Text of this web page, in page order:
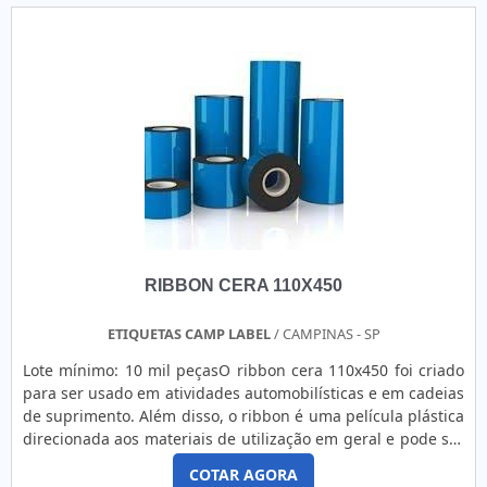
e denominar os produtos, um ponto de extrema
e equipamentos e usinas hidrelétricas. Etiqueta acrílica com
número de série com qualidade certificada só se encontra
na GP Laser - Corte e Gravação a Laser. Eis os diferenciais do
produto:Versatilidade;Diversas opções de tamanhos,
modelos e cores;Bom custo benefício.As experiências
acumuladas demonstram que tem como marca da
usabilidade na rotina diária versatilidade e bom custo
benefício, fatores que somados a outras variáveis compõem
NÚMERO DE SÉRIE EM SPSomente na GP Laser - Corte e
assunto for indústrias, fabricantes de painéis elétricos e
placas e chapas de acrílico Cast 2mm, 3mm, 4mm, 5mm,
6mm, 8mm, 10mm e 12mm e painéis frontais em acrílico
para botoeiras de máquinas e equipamentos. Além disso, a
empresa conta com cotação sem custo e envio para todo o
Brasil. Garantimos a satisfação dos clientes através de um
RIBBON CERA 110X450
ETIQUETAS CAMP LABEL/ CAMPINAS - SP
Lote mínimo: 10 mil peçasO ribbon cera 110x450 foi criado
para ser usado em atividades automobilísticas e em cadeias
de suprimento. Além disso, o ribbon é uma película plástica
direcionada aos materiais de utilização em geral e pode ser
usado em diferentes tamanhos de impressoras.MAIS
COTAR AGORA